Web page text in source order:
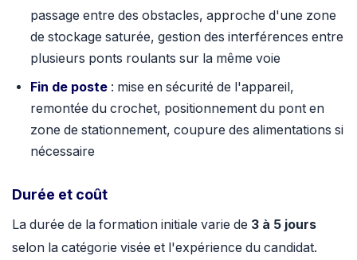
passage entre des obstacles, approche d'une zone
de stockage saturée, gestion des interférences entre
plusieurs ponts roulants sur la même voie
Fin de poste: mise en sécurité de l'appareil,
remontée du crochet, positionnement du pont en
zone de stationnement, coupure des alimentations si
nécessaire
Durée et coût
La durée de la formation initiale varie de 3 à 5 jours
selon la catégorie visée et l'expérience du candidat.